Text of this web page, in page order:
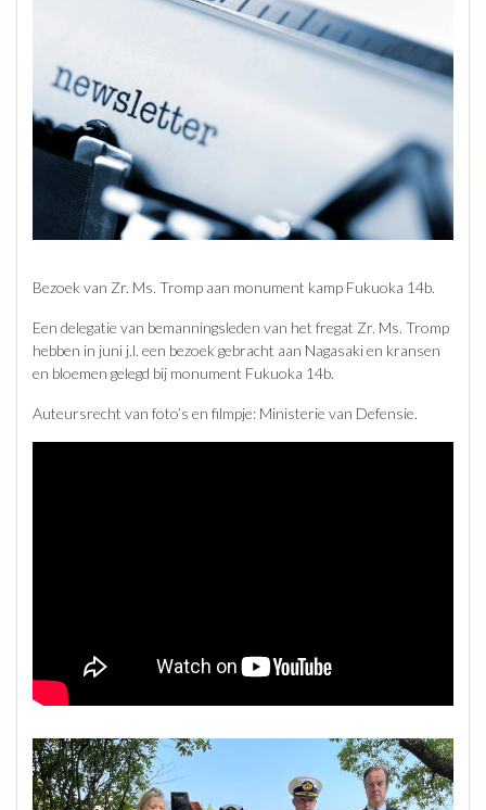
Bezoek van Zr. Ms. Tromp aan monument kamp Fukuoka 14b.
Een delegatie van bemanningsleden van het fregat Zr. Ms. Tromp
hebben in juni j.l. een bezoek gebracht aan Nagasaki en kransen
en bloemen gelegd bij monument Fukuoka 14b.
Auteursrecht van foto’s en filmpje: Ministerie van Defensie.